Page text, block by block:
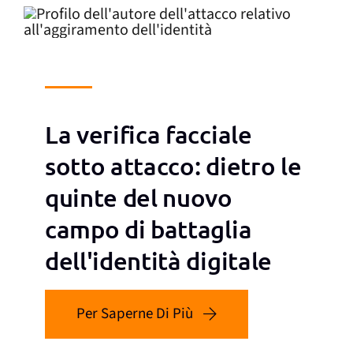
La verifica facciale
sotto attacco: dietro le
quinte del nuovo
campo di battaglia
dell'identità digitale
Per Saperne Di Più